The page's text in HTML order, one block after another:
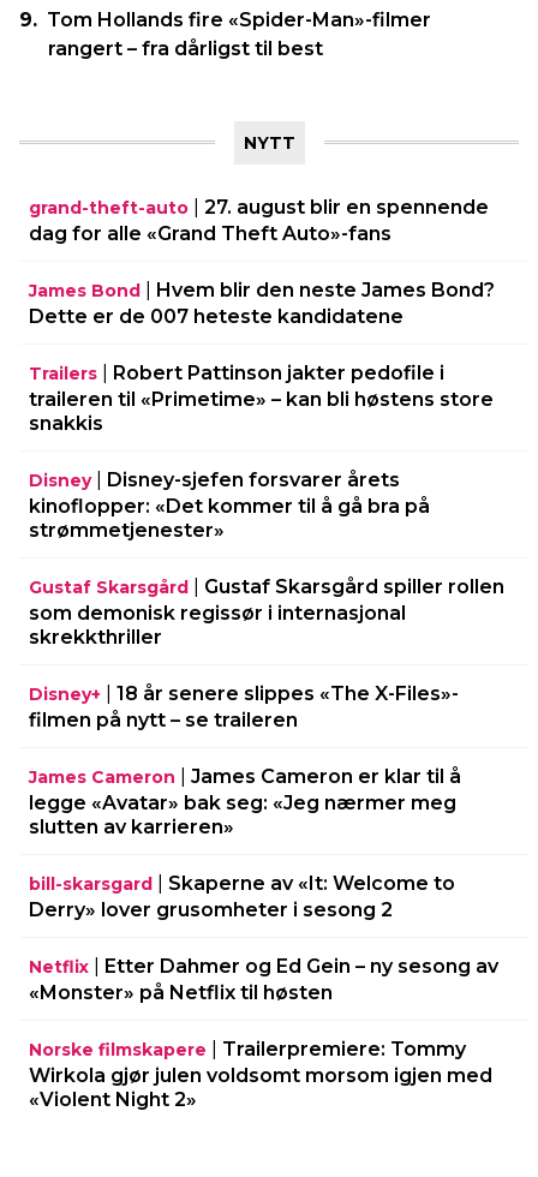
Tom Hollands fire «Spider-Man»-filmer
rangert – fra dårligst til best
NYTT
grand-theft-auto
27. august blir en spennende
dag for alle «Grand Theft Auto»-fans
James Bond
Hvem blir den neste James Bond?
Dette er de 007 heteste kandidatene
Trailers
Robert Pattinson jakter pedofile i
traileren til «Primetime» – kan bli høstens store
snakkis
Disney| Disney-sjefen forsvarer årets
kinoflopper: «Det kommer til å gå bra på
strømmetjenester»
Gustaf Skarsgård
Gustaf Skarsgård spiller rollen
som demonisk regissør i internasjonal
skrekkthriller
Disney+
18 år senere slippes «The X-Files»-
filmen på nytt – se traileren
James Cameron
James Cameron er klar til å
legge «Avatar» bak seg: «Jeg nærmer meg
slutten av karrieren»
bill-skarsgard
Skaperne av «It: Welcome to
Derry» lover grusomheter i sesong 2
Netflix
Etter Dahmer og Ed Gein – ny sesong av
«Monster» på Netflix til høsten
Norske filmskapere
Trailerpremiere: Tommy
Wirkola gjør julen voldsomt morsom igjen med
«Violent Night 2»